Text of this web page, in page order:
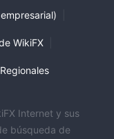
WikiFX
Internet y sus
búsqueda de